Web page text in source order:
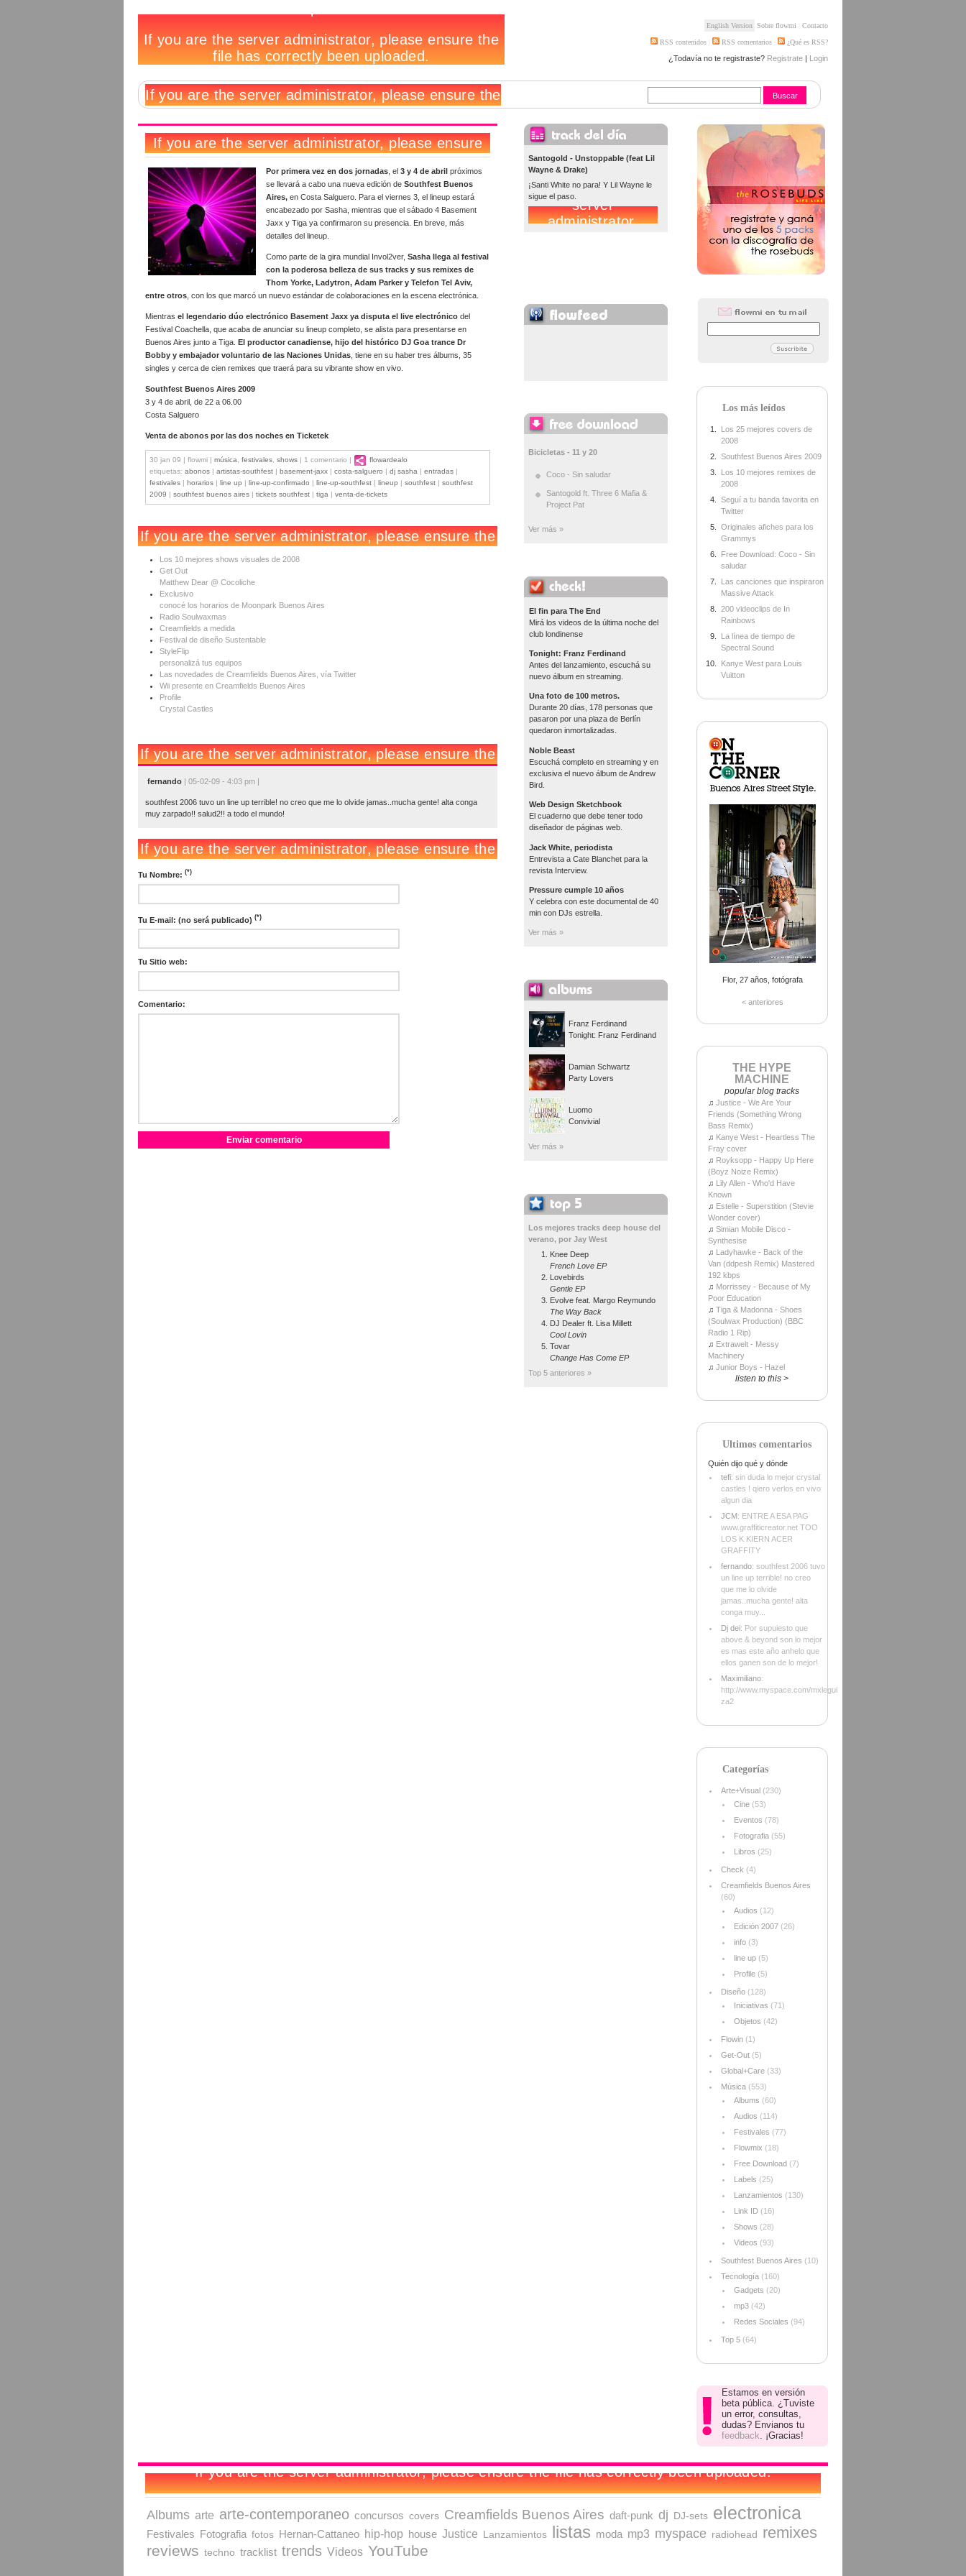
English Version Sobre flowmi Contacto
RSS contenidos RSS comentarios ¿Qué es RSS?
¿Todavía no te registraste? Registrate | Login
Por primera vez en dos jornadas , el 3 y 4 de abril próximos
se llevará a cabo una nueva edición de Southfest Buenos
Aires, en Costa Salguero. Para el viernes 3, el lineup estará
encabezado por Sasha, mientras que el sábado 4 Basement
Jaxx y Tiga ya confirmaron su presencia. En breve, más
detalles del lineup.
Como parte de la gira mundial Invol2ver, Sasha llega al festival
con la poderosa belleza de sus tracks y sus remixes de
Thom Yorke, Ladytron, Adam Parker y Telefon Tel Aviv,
entre otros , con los que marcó un nuevo estándar de colaboraciones en la escena electrónica.
Mientras el legendario dúo electrónico Basement Jaxx ya disputa el live electrónico del
Festival Coachella, que acaba de anunciar su lineup completo, se alista para presentarse en
Buenos Aires junto a Tiga. El productor canadiense, hijo del histórico DJ Goa trance Dr
Bobby y embajador voluntario de las Naciones Unidas , tiene en su haber tres álbums, 35
singles y cerca de cien remixes que traerá para su vibrante show en vivo.
Southfest Buenos Aires 2009
3 y 4 de abril, de 22 a 06.00
Costa Salguero
Venta de abonos por las dos noches en Ticketek
30 jan 09 | flowmi | música festivales shows | 1 comentario |
flowardealo
etiquetas: abonos | artistas-southfest | basement-jaxx | costa-salguero | dj sasha | entradas |
festivales | horarios | line up | line-up-confirmado | line-up-southfest | lineup | southfest | southfest
2009 | southfest buenos aires | tickets southfest | tiga | venta-de-tickets
Los 10 mejores shows visuales de 2008
Get Out
Matthew Dear @ Cocoliche
Exclusivo
conocé los horarios de Moonpark Buenos Aires
Radio Soulwaxmas
Creamfields a medida
Festival de diseño Sustentable
StyleFlip
personalizá tus equipos
Las novedades de Creamfields Buenos Aires, vía Twitter
Wii presente en Creamfields Buenos Aires
Profile
Crystal Castles
fernando | 05-02-09 - 4:03 pm |
southfest 2006 tuvo un line up terrible! no creo que me lo olvide jamas..mucha gente! alta conga
muy zarpado!! salud2!! a todo el mundo!
Tu Nombre: (*)
Tu E-mail: (no será publicado) (*)
Tu Sitio web:
Comentario:
Los más leídos
Los 25 mejores covers de
2008
Southfest Buenos Aires 2009
Los 10 mejores remixes de
2008
Seguí a tu banda favorita en
Twitter
Originales afiches para los
Grammys
Free Download: Coco - Sin
saludar
Las canciones que inspiraron
Massive Attack
200 videoclips de In
Rainbows
La línea de tiempo de
Spectral Sound
Kanye West para Louis
Vuitton
Flor, 27 años, fotógrafa
< anteriores
THE HYPE
MACHINE
popular blog tracks
♫ Justice - We Are Your
Friends (Something Wrong
Bass Remix)
♫ Kanye West - Heartless The
Fray cover
♫ Royksopp - Happy Up Here
(Boyz Noize Remix)
♫ Lily Allen - Who'd Have
Known
♫ Estelle - Superstition (Stevie
Wonder cover)
♫ Simian Mobile Disco -
Synthesise
♫ Ladyhawke - Back of the
Van (ddpesh Remix) Mastered
192 kbps
♫ Morrissey - Because of My
Poor Education
♫ Tiga & Madonna - Shoes
(Soulwax Production) (BBC
Radio 1 Rip)
♫ Extrawelt - Messy
Machinery
♫ Junior Boys - Hazel
listen to this >
Ultimos comentarios
Quién dijo qué y dónde
tefi: sin duda lo mejor crystal
castles ! qiero verlos en vivo
algun dia
JCM: ENTRE A ESA PAG
www.graffiticreator.net TOO
LOS K KIERN ACER
GRAFFITY
fernando: southfest 2006 tuvo
un line up terrible! no creo
que me lo olvide
jamas..mucha gente! alta
conga muy...
Dj dei: Por supuiesto que
above & beyond son lo mejor
es mas este año anhelo que
ellos ganen son de lo mejor!
Maximiliano:
http://www.myspace.com/mxlegui
za2
Categorías
Arte+Visual (230)
Cine (53)
Eventos (78)
Fotografia (55)
Libros (25)
Check (4)
Creamfields Buenos Aires
(60)
Audios (12)
Edición 2007 (26)
info (3)
line up (5)
Profile (5)
Diseño (128)
Iniciativas (71)
Objetos (42)
Flowin (1)
Get-Out (5)
Global+Care (33)
Música (553)
Albums (60)
Audios (114)
Festivales (77)
Flowmix (18)
Free Download (7)
Labels (25)
Lanzamientos (130)
Link ID (16)
Shows (28)
Videos (93)
Southfest Buenos Aires (10)
Tecnología (160)
Gadgets (20)
mp3 (42)
Redes Sociales (94)
Top 5 (64)
Estamos en versión
beta pública. ¿Tuviste
un error, consultas,
dudas? Envianos tu
feedback. ¡Gracias!
Santogold - Unstoppable (feat Lil
Wayne & Drake)
¡Santi White no para! Y Lil Wayne le
sigue el paso.
Bicicletas - 11 y 20
Coco - Sin saludar
Santogold ft. Three 6 Mafia &
Project Pat
Ver más »
El fin para The End
Mirá los videos de la última noche del
club londinense
Tonight: Franz Ferdinand
Antes del lanzamiento, escuchá su
nuevo álbum en streaming.
Una foto de 100 metros.
Durante 20 días, 178 personas que
pasaron por una plaza de Berlín
quedaron inmortalizadas.
Noble Beast
Escuchá completo en streaming y en
exclusiva el nuevo álbum de Andrew
Bird.
Web Design Sketchbook
El cuaderno que debe tener todo
diseñador de páginas web.
Jack White, periodista
Entrevista a Cate Blanchet para la
revista Interview.
Pressure cumple 10 años
Y celebra con este documental de 40
min con DJs estrella.
Ver más »
Franz Ferdinand
Tonight: Franz Ferdinand
Damian Schwartz
Party Lovers
Luomo
Convivial
Ver más »
Los mejores tracks deep house del
verano, por Jay West
Knee Deep
French Love EP
Lovebirds
Gentle EP
Evolve feat. Margo Reymundo
The Way Back
DJ Dealer ft. Lisa Millett
Cool Lovin
Tovar
Change Has Come EP
Top 5 anteriores »
Albums arte arte-contemporaneo concursos covers Creamfields Buenos Aires daft-punk dj DJ-sets electronica
Festivales Fotografia fotos Hernan-Cattaneo hip-hop house Justice Lanzamientos listas moda mp3 myspace radiohead remixes
reviews techno tracklist trends Videos YouTube